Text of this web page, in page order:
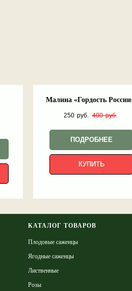
Малина «Гордость
250 руб. 400 руб.
ПОДРОБНЕЕ
КУПИТЬ
КАТАЛОГ ТОВАРОВ
Плодовые саженцы
Ягодные саженцы
Лиственные
Розы